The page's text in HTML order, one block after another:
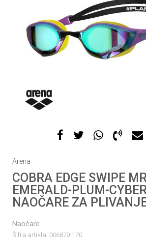
Arena
COBRA EDGE SWIPE
EMERALD-PLUM-
NAOČARE ZA
Naočare
Šifra artikla: 006870-170